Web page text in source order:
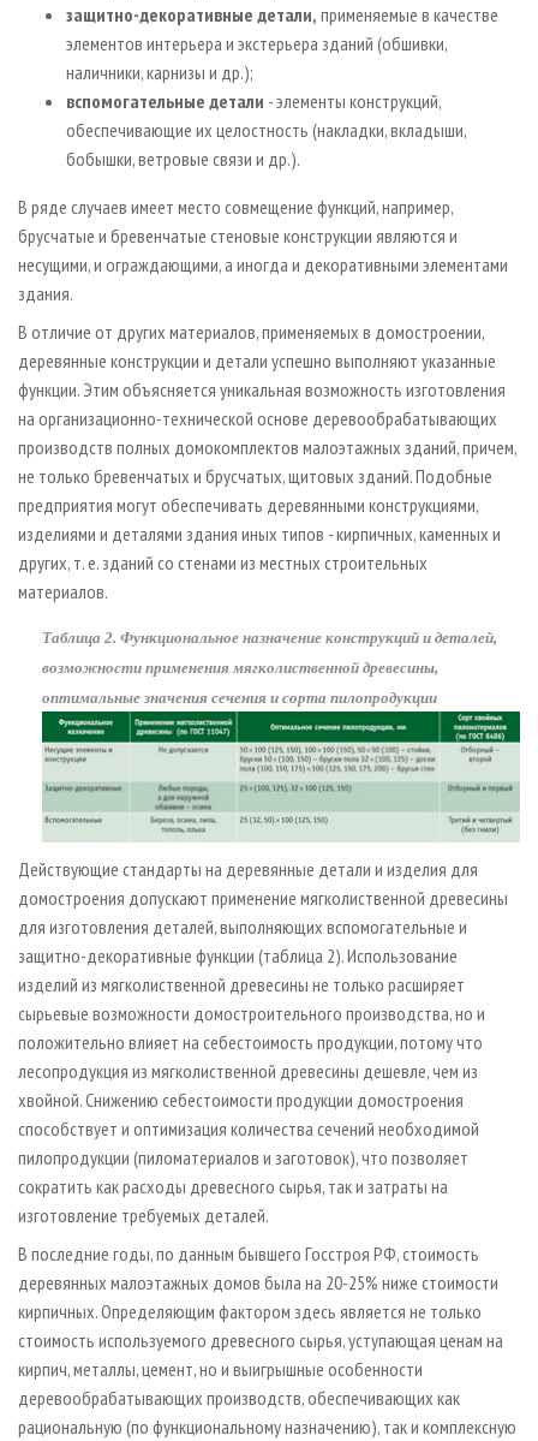
защитно-декоративные детали, применяемые в качестве
элементов интерьера и экстерьера зданий (обшивки,
наличники, карнизы и др.);
вспомогательные детали - элементы конструкций,
обеспечивающие их целостность (накладки, вкладыши,
бобышки, ветровые связи и др.).
В ряде случаев имеет место совмещение функций, например,
брусчатые и бревенчатые стеновые конструкции являются и
несущими, и ограждающими, а иногда и декоративными элементами
здания.
В отличие от других материалов, применяемых в домостроении,
деревянные конструкции и детали успешно выполняют указанные
функции. Этим объясняется уникальная возможность изготовления
на организационно-технической основе деревообрабатывающих
производств полных домокомплектов малоэтажных зданий, причем,
не только бревенчатых и брусчатых, щитовых зданий. Подобные
предприятия могут обеспечивать деревянными конструкциями,
изделиями и деталями здания иных типов - кирпичных, каменных и
других, т. е. зданий со стенами из местных строительных
материалов.
Таблица 2. Функциональное назначение конструкций и деталей,
возможности применения мягколиственной древесины,
оптимальные значения сечения и сорта пилопродукции
Действующие стандарты на деревянные детали и изделия для
домостроения допускают применение мягколиственной древесины
для изготовления деталей, выполняющих вспомогательные и
защитно-декоративные функции (таблица 2). Использование
изделий из мягколиственной древесины не только расширяет
сырьевые возможности домостроительного производства, но и
положительно влияет на себестоимость продукции, потому что
лесопродукция из мягколиственной древесины дешевле, чем из
хвойной. Снижению себестоимости продукции домостроения
способствует и оптимизация количества сечений необходимой
пилопродукции (пиломатериалов и заготовок), что позволяет
сократить как расходы древесного сырья, так и затраты на
изготовление требуемых деталей.
В последние годы, по данным бывшего Госстроя РФ, стоимость
деревянных малоэтажных домов была на 20-25% ниже стоимости
кирпичных. Определяющим фактором здесь является не только
стоимость используемого древесного сырья, уступающая ценам на
кирпич, металлы, цемент, но и выигрышные особенности
деревообрабатывающих производств, обеспечивающих как
рациональную (по функциональному назначению), так и комплексную